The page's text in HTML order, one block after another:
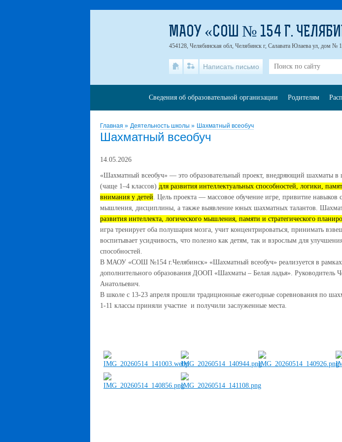
Главная » Деятельность школы » Шахматный всеобуч
Шахматный всеобуч
14.05.2026
«Шахматный всеобуч» — это образовательный проект, внедряющий шахматы
(чаще 1–4 классов) для развития интеллектуальных способностей, логики,
внимания у детей. Цель проекта — массовое обучение игре, привитие навыков
мышления, дисциплины, а также выявление юных шахматных талантов.
развития интеллекта, логического мышления, памяти и стратегического
игра тренирует оба полушария мозга, учит концентрироваться, принимать
воспитывает усидчивость, что полезно как детям, так и взрослым для
способностей.
В МАОУ «СОШ №154 г.Челябинск» «Шахматный всеобуч» реализуется в
дополнительного образования ДООП «Шахматы – Белая ладья». Руководитель
Анатольевич.
В школе с 13-23 апреля прошли традиционные ежегодные соревнования по
1-11 классы приняли участие и получили заслуженные места.
МАОУ «СОШ № 154 Г.
454128, Челябинская обл, Челябинск г, Салавата Юлаева ул, дом №
Написать письмо
Сведения об образовательной организации Родителям